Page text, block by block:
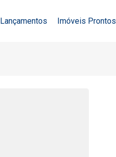
Lançamentos Imóveis Prontos